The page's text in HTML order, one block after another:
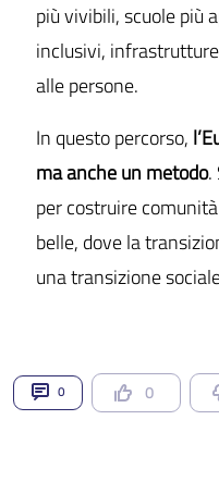
più vivibili, scuole più
inclusivi,
alle persone.
In questo percorso,
ma anche un metodo.
per costruire
belle, dove la
una transizione
0 0